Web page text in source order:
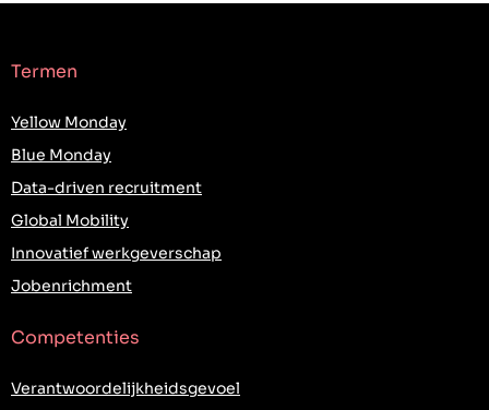
Termen
Yellow Monday
Blue Monday
Data-driven recruitment
Global Mobility
Innovatief werkgeverschap
Jobenrichment
Competenties
Verantwoordelijkheidsgevoel